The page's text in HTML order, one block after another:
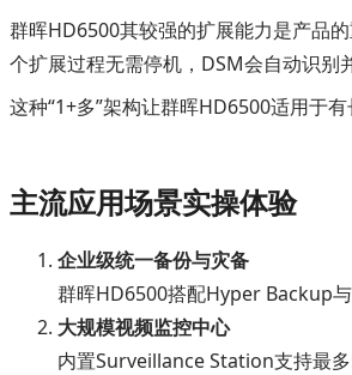
群晖HD6500其较强的扩展能力是产品
个扩展过程无需停机，DSM会自动识别
这种“1+多”架构让群晖HD6500适用于
主流应用场景实操体验
企业级统一备份与灾备
群晖HD6500搭配Hyper Backup
大规模视频监控中心
内置Surveillance Station支持最